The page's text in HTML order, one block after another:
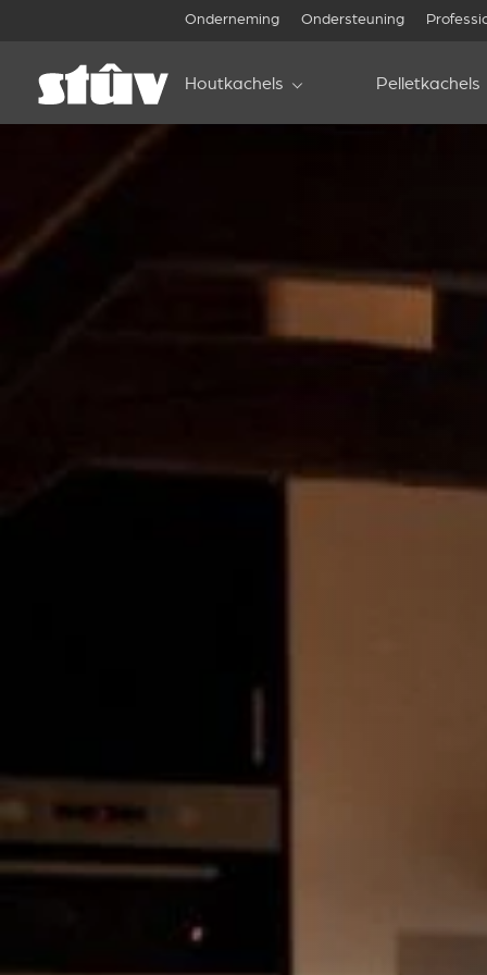
Onderneming Ondersteuning
Houtkachels Pelletkachels
STÛV 21-125 DF